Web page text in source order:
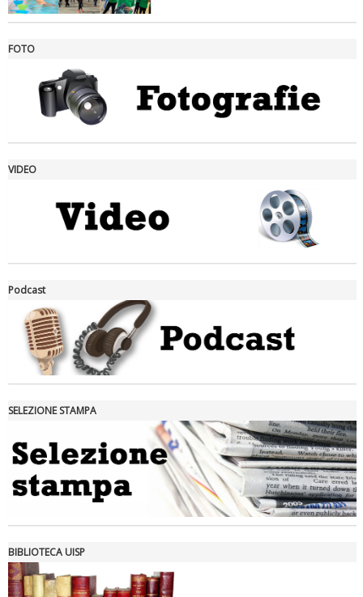
Ddl Lobby, Uisp: “Il Parlamento valorizzi le nostre specificità"
Tiziano Pesce nel Cda di Fondazione Terzjus: prima riunione a
FOTO
VIDEO
Podcast
SELEZIONE STAMPA
BIBLIOTECA UISP